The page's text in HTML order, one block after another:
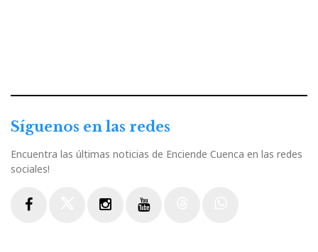
Síguenos en las redes
Encuentra las últimas noticias de Enciende Cuenca en las redes
sociales!